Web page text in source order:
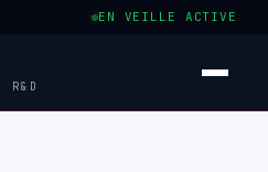
EN VEILLE ACTIVE
R&D